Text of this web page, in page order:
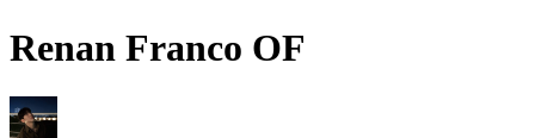
Renan Franco OF